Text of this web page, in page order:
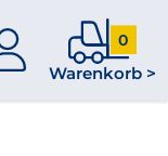
zum
0
Warenkorb >
0
im